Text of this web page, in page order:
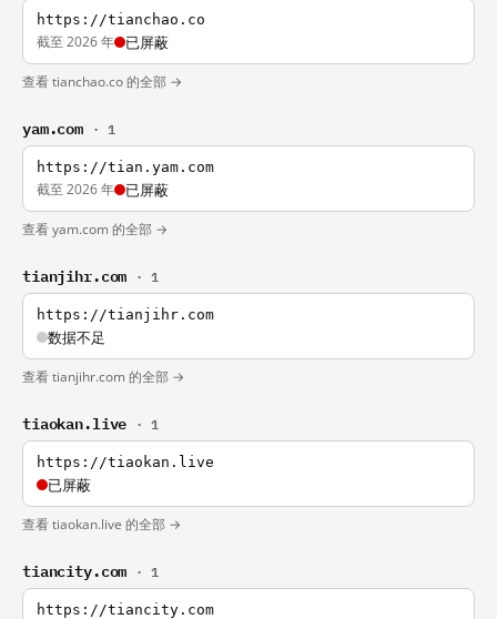
https://tianchao.co
截至 2026 年 已屏蔽
查看 tianchao.co 的全部 →
yam.com · 1
https://tian.yam.com
截至 2026 年 已屏蔽
查看 yam.com 的全部 →
tianjihr.com · 1
https://tianjihr.com
数据不足
查看 tianjihr.com 的全部 →
tiaokan.live · 1
https://tiaokan.live
已屏蔽
查看 tiaokan.live 的全部 →
tiancity.com · 1
https://tiancity.com